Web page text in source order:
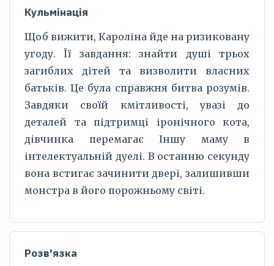
Кульмінація
Щоб вижити, Кароліна йде на ризиковану
угоду. Її завдання: знайти душі трьох
загиблих дітей та визволити власних
батьків. Це була справжня битва розумів.
Завдяки своїй кмітливості, увазі до
деталей та підтримці іронічного кота,
дівчинка перемагає Іншу маму в
інтелектуальній дуелі. В останню секунду
вона встигає зачинити двері, залишивши
монстра в його порожньому світі.
Розв'язка